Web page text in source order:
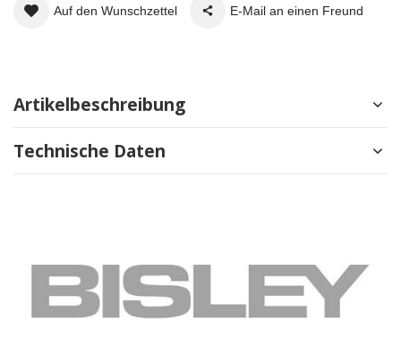
Auf den Wunschzettel E-Mail an einen Freund
Artikelbeschreibung
Technische Daten